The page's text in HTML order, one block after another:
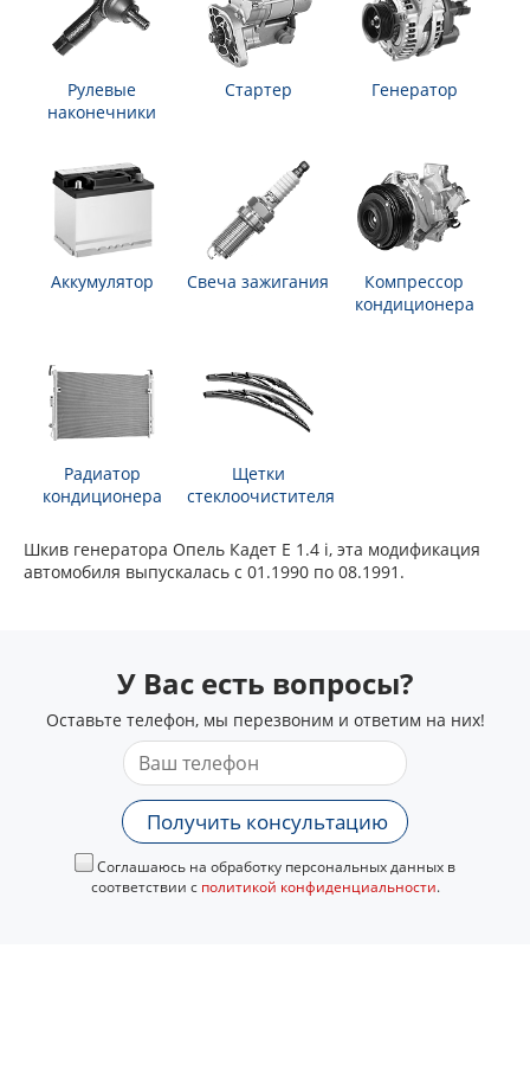
Рулевые
наконечники
Стартер Генератор
Аккумулятор Свеча зажигания
Компрессор
кондиционера
Радиатор
кондиционера
Щетки
стеклоочистителя
Шкив генератора Опель Кадет Е 1.4 i, эта модификация
автомобиля выпускалась с 01.1990 по 08.1991.
У Вас есть вопросы?
Оставьте телефон, мы перезвоним и ответим на них!
Получить консультацию
Соглашаюсь на обработку персональных данных в
соответствии с политикой конфиденциальности.